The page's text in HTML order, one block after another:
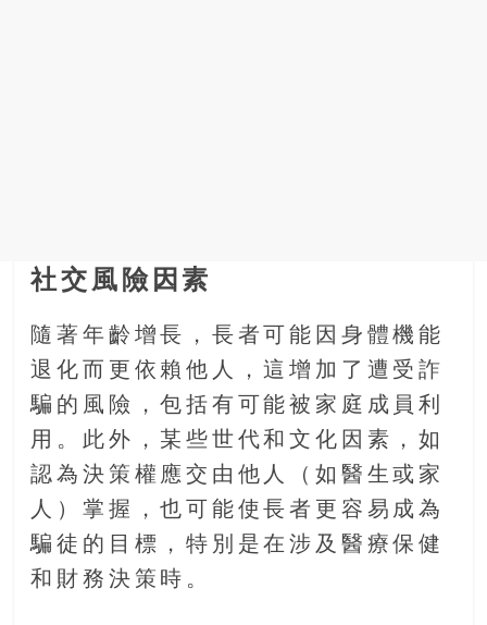
社交風險因素
隨著年齡增長，長者可能因身體機能
退化而更依賴他人，這增加了遭受詐
騙的風險，包括有可能被家庭成員利
用。此外，某些世代和文化因素，如
認為決策權應交由他人（如醫生或家
人）掌握，也可能使長者更容易成為
騙徒的目標，特別是在涉及醫療保健
和財務決策時。